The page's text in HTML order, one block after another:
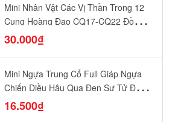
Mini Nhân Vật Các Vị Thần Trong 12
Cung Hoàng Đạo CQ17-CQ22 Đồ
Chơi Lắp Ráp Mô Hình Yêu Thích
30.000₫
Mini Ngựa Trung Cổ Full Giáp Ngựa
Chiến Diều Hâu Quạ Đen Sư Tử Đỏ
N1003 - N1005 Đồ Chơi Lắp Ráp Mô
Hình Nhân Vật
16.500₫